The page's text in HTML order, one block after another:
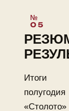
Итоги
полугодия
«Столото»